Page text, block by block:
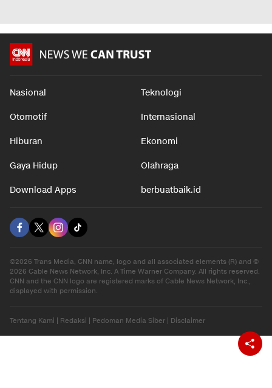
Nasional Teknologi
Otomotif Internasional
Hiburan Ekonomi
Gaya Hidup Olahraga
Download Apps berbuatbaik.id
©2026 Trans Media, CNN name, logo and all associated elements (R) and ©
2026 Cable News Network, Inc. A Time Warner Company. All rights reserved.
CNN and the CNN logo are registered marks of Cable News Network, Inc.,
displayed with permission.
Tentang Kami | Redaksi | Pedoman Media Siber | Disclaimer